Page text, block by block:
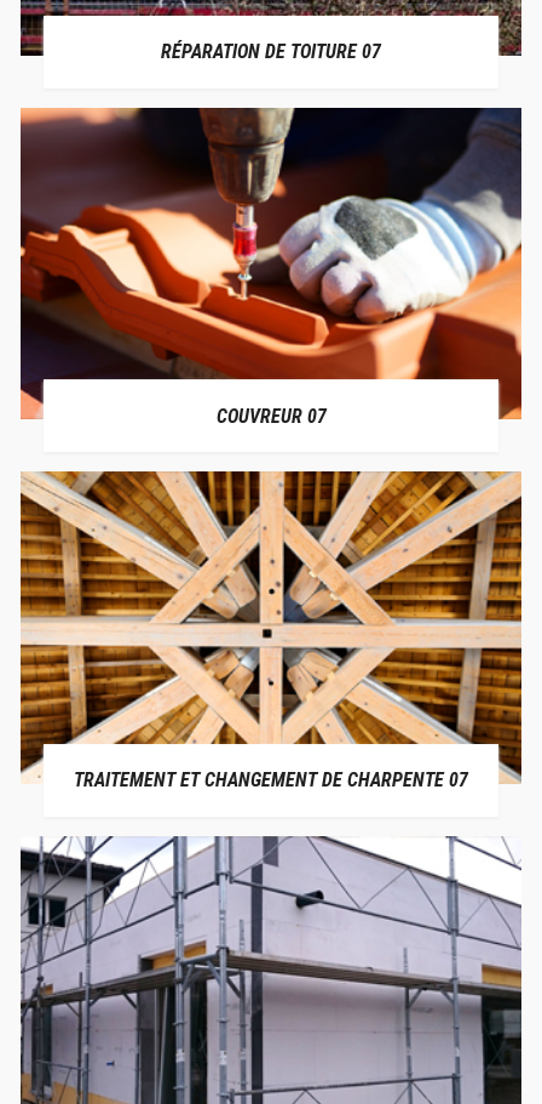
RÉPARATION DE TOITURE 07
COUVREUR 07
TRAITEMENT ET CHANGEMENT DE CHARPENTE 07